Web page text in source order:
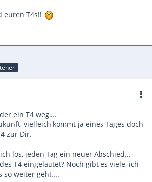
euren T4s!!
ein T4 weg....
vielleich kommt ja eines Tages doch
zur Dir.
los, jeden Tag ein neuer Abschied...
T4 eingeläutet? Noch gibt es viele, ich
so weiter geht....